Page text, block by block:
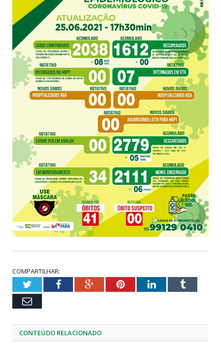
COMPARTILHAR:
TwitterFacebookGoogle+PinterestLinkedInTumblr
Email
CONTEÚDO RELACIONADO